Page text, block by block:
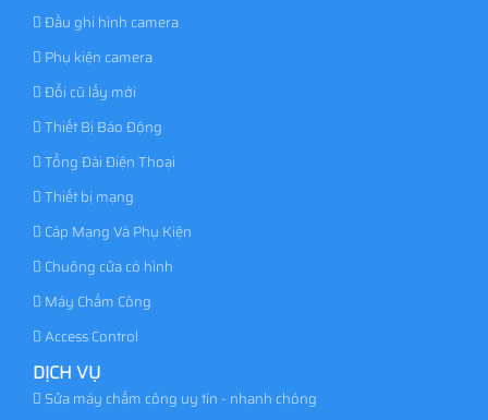
Đầu ghi hình camera
Phụ kiện camera
Đổi cũ lấy mới
Thiết Bị Báo Động
Tổng Đài Điện Thoại
Thiết bị mạng
Cáp Mạng Và Phụ Kiện
Chuông cửa có hình
Máy Chấm Công
Access Control
DỊCH VỤ
Sửa máy chấm công uy tín - nhanh chóng